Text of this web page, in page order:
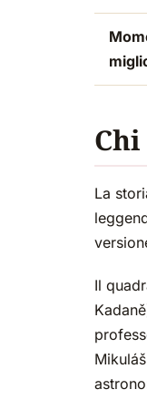
La
Il